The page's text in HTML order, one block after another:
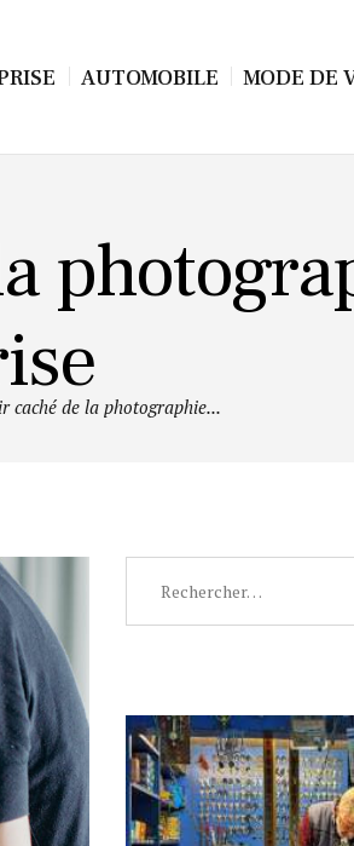
AUTOMOBILE MODE DE
caché de la photographie...